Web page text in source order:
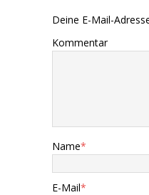
Deine E-Mail-
Kommentar
Name*
E-Mail*